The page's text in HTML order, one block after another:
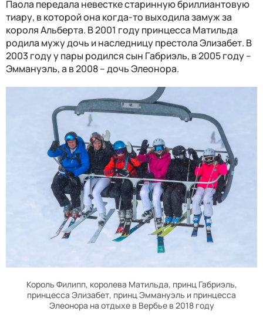
Паола передала невестке старинную бриллиантовую
тиару, в которой она когда-то выходила замуж за
короля Альберта. В 2001 году принцесса Матильда
родила мужу дочь и наследницу престола Элизабет. В
2003 году у пары родился сын Габриэль, в 2005 году –
Эммануэль, а в 2008 – дочь Элеонора.
Король Филипп, королева Матильда, принц Габриэль,
принцесса Элизабет, принц Эммануэль и принцесса
Элеонора на отдыхе в Вербье в 2018 году